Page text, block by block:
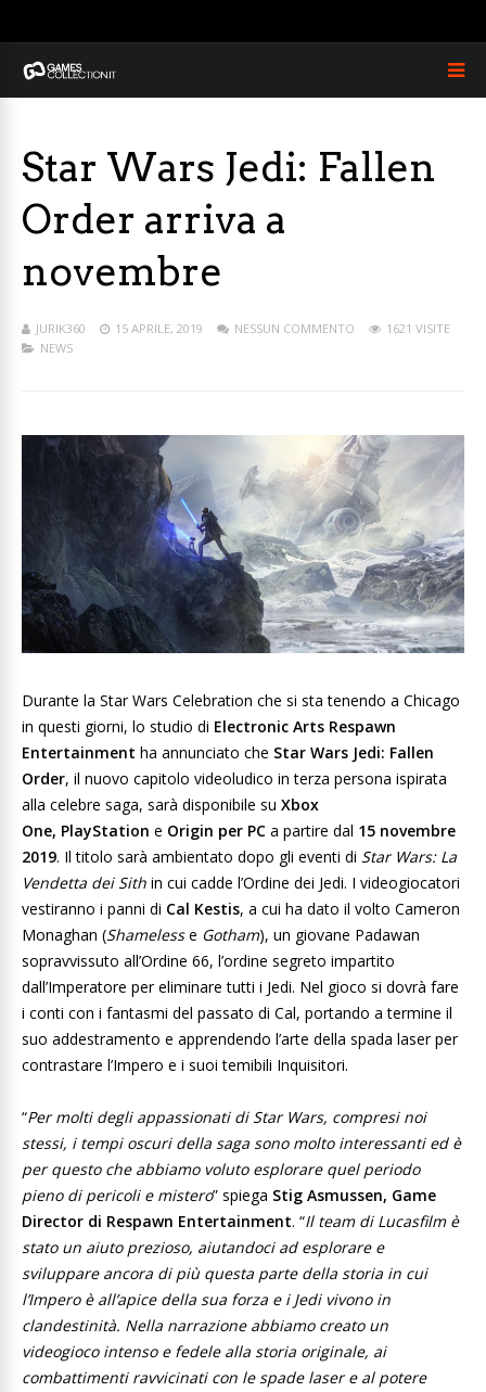
Star Wars Jedi: Fallen
Order arriva a
novembre
JURIK360 15 APRILE, 2019 NESSUN COMMENTO
1621 VISITE
NEWS
Durante la Star Wars Celebration che si sta tenendo a Chicago
in questi giorni, lo studio di Electronic Arts Respawn
Entertainment ha annunciato che Star Wars Jedi: Fallen
Order, il nuovo capitolo videoludico in terza persona ispirata
alla celebre saga, sarà disponibile su Xbox
One, PlayStation e Origin per PC a partire dal 15 novembre
2019. Il titolo sarà ambientato dopo gli eventi di Star Wars: La
Vendetta dei Sith in cui cadde l’Ordine dei Jedi. I videogiocatori
vestiranno i panni di Cal Kestis, a cui ha dato il volto Cameron
Monaghan (Shamelesse Gotham), un giovane Padawan
sopravvissuto all’Ordine 66, l’ordine segreto impartito
dall’Imperatore per eliminare tutti i Jedi. Nel gioco si dovrà fare
i conti con i fantasmi del passato di Cal, portando a termine il
suo addestramento e apprendendo l’arte della spada laser per
contrastare l’Impero e i suoi temibili Inquisitori.
“Per molti degli appassionati di Star Wars, compresi noi
stessi, i tempi oscuri della saga sono molto interessanti ed è
per questo che abbiamo voluto esplorare quel periodo
pieno di pericoli e mistero” spiega Stig Asmussen, Game
Director di Respawn Entertainment. “Il team di Lucasfilm è
stato un aiuto prezioso, aiutandoci ad esplorare e
sviluppare ancora di più questa parte della storia in cui
l’Impero è all’apice della sua forza e i Jedi vivono in
clandestinità. Nella narrazione abbiamo creato un
videogioco intenso e fedele alla storia originale, ai
combattimenti ravvicinati con le spade laser e al potere